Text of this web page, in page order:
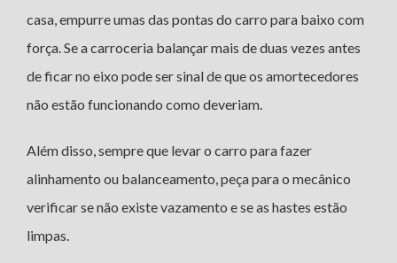
casa, empurre umas das pontas do carro para baixo com
força. Se a carroceria balançar mais de duas vezes antes
de ficar no eixo pode ser sinal de que os amortecedores
não estão funcionando como deveriam.
Além disso, sempre que levar o carro para fazer
alinhamento ou balanceamento, peça para o mecânico
verificar se não existe vazamento e se as hastes estão
limpas.